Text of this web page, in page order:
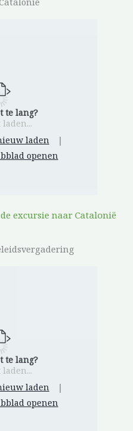
te lang?
laden
|
openen
excursie naar Catalonië
te lang?
laden
|
openen